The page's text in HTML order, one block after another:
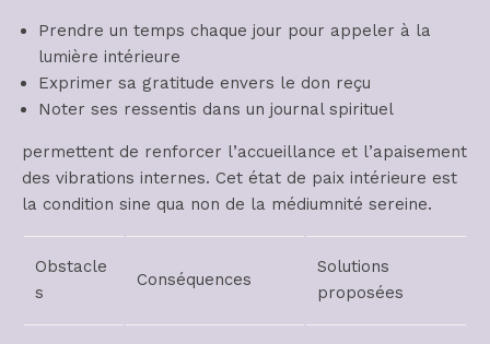
Prendre un temps chaque jour pour appeler à la
lumière intérieure
Exprimer sa gratitude envers le don reçu
Noter ses ressentis dans un journal spirituel
permettent de renforcer l’accueillance et l’apaisement
des vibrations internes. Cet état de paix intérieure est
la condition sine qua non de la médiumnité sereine.
Obstacle
s
Conséquences
Solutions
proposées